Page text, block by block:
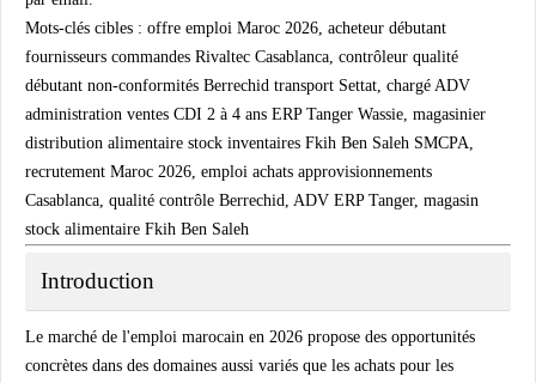
Mots-clés cibles : offre emploi Maroc 2026, acheteur débutant
fournisseurs commandes Rivaltec Casablanca, contrôleur qualité
débutant non-conformités Berrechid transport Settat, chargé ADV
administration ventes CDI 2 à 4 ans ERP Tanger Wassie, magasinier
distribution alimentaire stock inventaires Fkih Ben Saleh SMCPA,
recrutement Maroc 2026, emploi achats approvisionnements
Casablanca, qualité contrôle Berrechid, ADV ERP Tanger, magasin
stock alimentaire Fkih Ben Saleh
Introduction
Le marché de l'emploi marocain en 2026 propose des opportunités
concrètes dans des domaines aussi variés que les achats pour les